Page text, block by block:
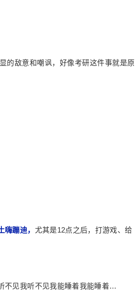
的敌意和嘲讽，好像考研这件事就是原
蹦迪， 尤其是12点之后，打游戏、给
不见我听不见我能睡着我能睡着…